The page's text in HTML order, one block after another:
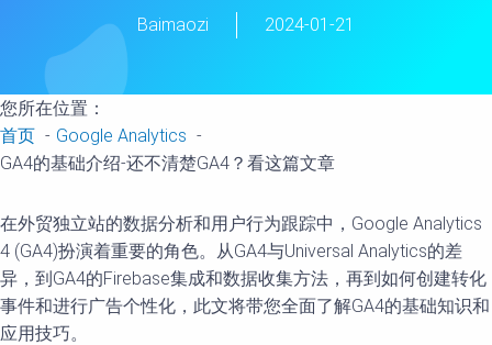
Baimaozi 2024-01-21
您所在位置：
首页
Google Analytics
GA4的基础介绍-还不清楚GA4？看这篇文章
在外贸独立站的数据分析和用户行为跟踪中，Google Analytics
4 (GA4)扮演着重要的角色。从GA4与Universal Analytics的差
异，到GA4的Firebase集成和数据收集方法，再到如何创建转化
事件和进行广告个性化，此文将带您全面了解GA4的基础知识和
应用技巧。